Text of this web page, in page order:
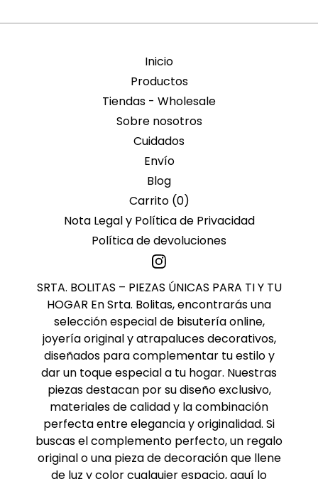
Inicio
Productos
Tiendas - Wholesale
Sobre nosotros
Cuidados
Envío
Blog
Carrito (0)
Nota Legal y Política de Privacidad
Política de devoluciones
SRTA. BOLITAS – PIEZAS ÚNICAS PARA TI Y TU
HOGAR En Srta. Bolitas, encontrarás una
selección especial de bisutería online,
joyería original y atrapaluces decorativos,
diseñados para complementar tu estilo y
dar un toque especial a tu hogar. Nuestras
piezas destacan por su diseño exclusivo,
materiales de calidad y la combinación
perfecta entre elegancia y originalidad. Si
buscas el complemento perfecto, un regalo
original o una pieza de decoración que llene
de luz y color cualquier espacio, aquí lo